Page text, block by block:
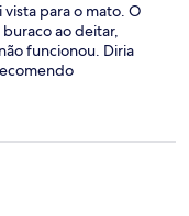
vista para o mato. O
ao deitar,
funcionou. Diria